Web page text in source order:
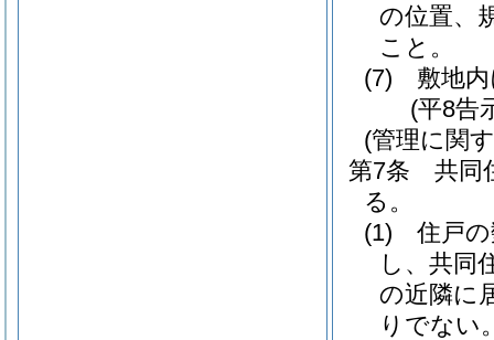
の位置、
こと。
(7)
敷地
(平8告
(管理に関
第7条
共同
る。
(1)
住戸
し、共同
の近隣に
りでない